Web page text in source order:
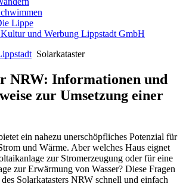
Lippe
und Werbung Lippstadt GmbH
Solarkataster
NRW: Informationen und
zur Umsetzung einer
ein nahezu unerschöpfliches Potenzial für
und Wärme. Aber welches Haus eignet
zur Stromerzeugung oder für eine
zur Erwärmung von Wasser? Diese Fragen
Solarkatasters NRW schnell und einfach